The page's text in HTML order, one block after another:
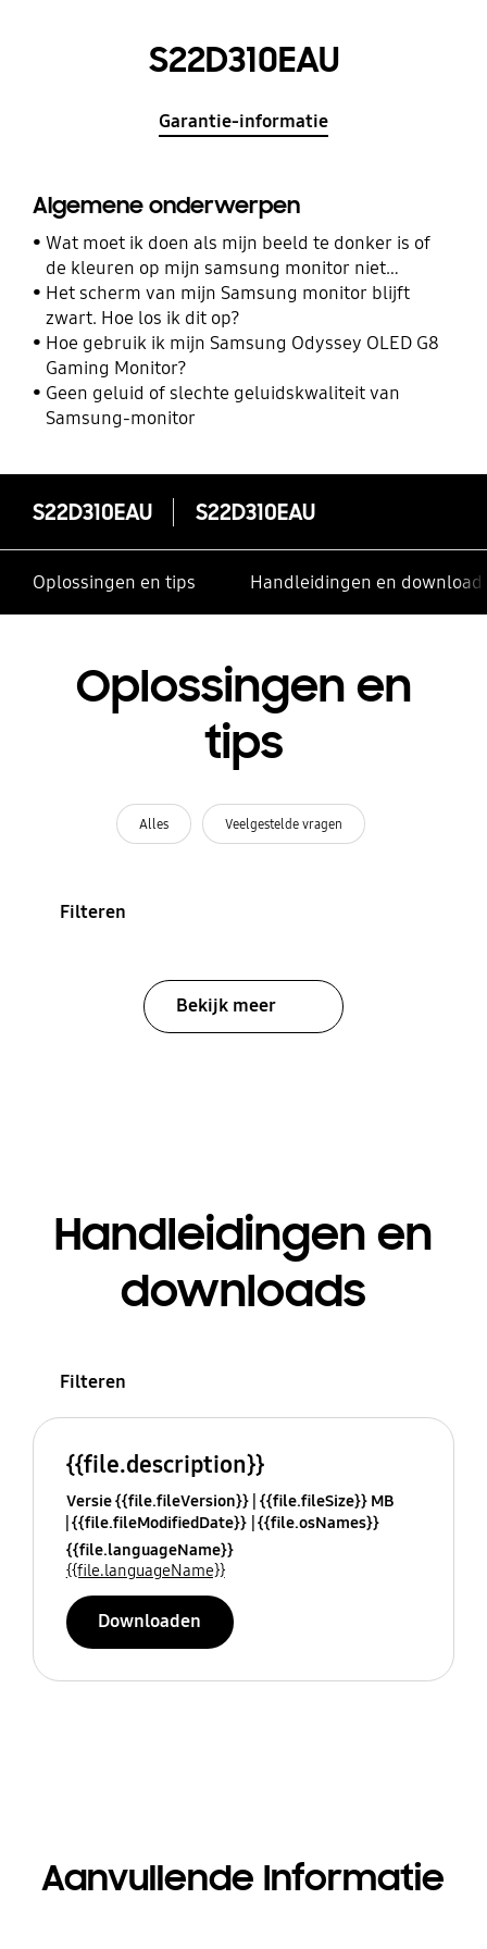
S22D310EAU
Garantie-informatie
Algemene onderwerpen
Wat moet ik doen als mijn beeld te donker is of
de kleuren op mijn samsung monitor niet
kloppen?
Het scherm van mijn Samsung monitor blijft
zwart. Hoe los ik dit op?
Hoe gebruik ik mijn Samsung Odyssey OLED G8
Gaming Monitor?
Geen geluid of slechte geluidskwaliteit van
Samsung-monitor
S22D310EAU S22D310EAU
Oplossingen en tips Handleidingen en
Oplossingen en
tips
Alles Veelgestelde vragen
Filteren
Bekijk meer
Handleidingen en
downloads
Filteren
{{file.description}}
Versie {{file.fileVersion}} {{file.fileSize}} MB
{{file.fileModifiedDate}} {{file.osNames}}
{{file.languageName}}
{{file.languageName}}
Downloaden
Aanvullende Informatie